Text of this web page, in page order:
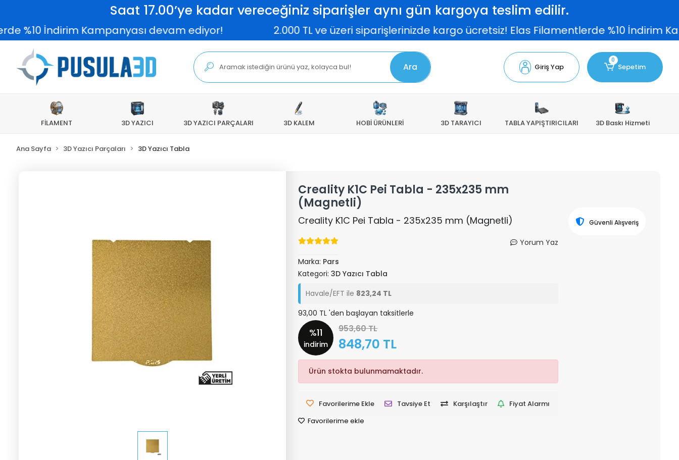
Saat 17.00’ye kadar vereceğiniz siparişler aynı gün kargoya teslim edilir.
İndirim Kampanyası devam ediyor! 2.000 TL ve üzeri siparişlerinizde kargo ücretsiz! Elas Filamentlerde %10 İndirim
Ara Giriş Yap
0
Sepetim
FİLAMENT 3D YAZICI 3D YAZICI PARÇALARI 3D KALEM HOBİ ÜRÜNLERİ 3D TARAYICI TABLA YAPIŞTIRICILARI 3D Baskı Hizmeti
Ana Sayfa 3D Yazıcı Parçaları 3D Yazıcı Tabla
Creality K1C Pei Tabla - 235x235 mm
(Magnetli)
Creality K1C Pei Tabla - 235x235 mm (Magnetli)
Yorum Yaz
Marka: Pars
Kategori:3D Yazıcı Tabla
Havale/EFT ile 823,24 TL
93,00 TL 'den başlayan taksitlerle
%11
indirim
953,60 TL
848,70 TL
Ürün stokta bulunmamaktadır.
Favorilerime Ekle Tavsiye Et Karşılaştır
Fiyat Alarmı
Favorilerime ekle
Güvenli Alışveriş